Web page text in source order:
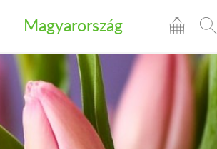
Magyarország